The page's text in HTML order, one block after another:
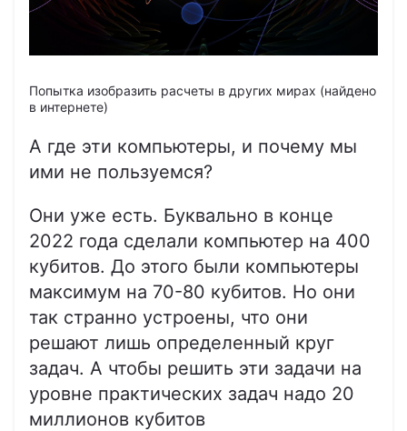
Попытка изобразить расчеты в других мирах (найдено
в интернете)
А где эти компьютеры, и почему мы
ими не пользуемся?
Они уже есть. Буквально в конце
2022 года сделали компьютер на 400
кубитов. До этого были компьютеры
максимум на 70-80 кубитов. Но они
так странно устроены, что они
решают лишь определенный круг
задач. А чтобы решить эти задачи на
уровне практических задач надо 20
миллионов кубитов